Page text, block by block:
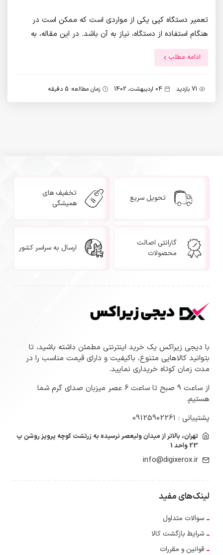
تعمیر دستگاه کپی یکی از مواردی است که ممکن است در
هنگام استفاده از دستگاه، نیاز به آن باشد. در این مقاله، به
بررسی مهمترین مسائل مربوط به تعمیر دستگاه کپی پرداخته
می‌شود.
ادامه مطلب
71 بازدید 04 اردیبهشت، 1402 زمان مطالعه: 5 دقیقه
تحویل سریع
تخفیف های
همیشگی
گارانتی اصالت
محصولات
ارسال به سراسر کشور
با دیجی زیراکس یک خرید اینترنتی مطمئن داشته باشید، تا
بتوانید کالاهایی متنوع، باکیفیت و دارای قیمت مناسب را در
مدت زمان کوتاه خریداری نمایید.
از ساعت 9 صبح تا ساعت 6 عصر میزبان صدای گرم شما
هستیم.
پشتیبانی : 09125902261
تهران، بالاتر از میدان ولیعصر نرسیده به زرتشت کوچه پرویز روشن پ
23 واحد 1
info@digixerox.ir
لینک‌های مفید
سوالات متداول
شرایط بازگشت کالا
قوانین و مقررات